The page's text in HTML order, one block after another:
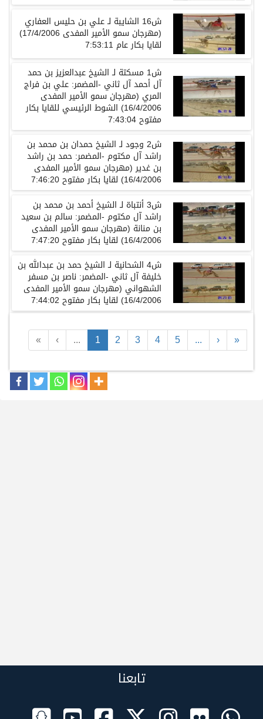
« ‹ ... 1 2 3 4 5 ... › »
ش16 الشايبة لـ علي بن حليس العفاري
(مهرجان سمو الأمير المفدى 17/4/2006)
لقايا بكار عام 7:53:11
ش1 مسكتة لـ الشيخ عبدالعزيز بن حمد
آل أحمد آل ثاني -المضمر: علي بن فراج
المري (مهرجان سمو الأمير المفدى
16/4/2006) الشوط الرئيسي للقايا بكار
مفتوح 7:43:04
ش2 وجود لـ الشيخ حمدان بن محمد بن
راشد آل مكتوم -المضمر: حمد بن راشد
بن غدير (مهرجان سمو الأمير المفدى
16/4/2006) لقايا بكار مفتوح 7:46:20
ش3 أنتباة لـ الشيخ أحمد بن محمد بن
راشد آل مكتوم -المضمر: سالم بن سعيد
بن منانة (مهرجان سمو الأمير المفدى
16/4/2006) لقايا بكار مفتوح 7:47:20
ش4 الشحانية لـ الشيخ حمد بن عبدالله بن
خليفة آل ثاني -المضمر: ناصر بن مسفر
الشهواني (مهرجان سمو الأمير المفدى
16/4/2006) لقايا بكار مفتوح 7:44:02
تابعنا